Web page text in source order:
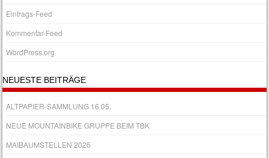
Eintrags-Feed
Kommentar-Feed
WordPress.org
NEUESTE BEITRÄGE
ALTPAPIER-SAMMLUNG 16.05.
NEUE MOUNTAINBIKE GRUPPE BEIM TBK
MAIBAUMSTELLEN 2026